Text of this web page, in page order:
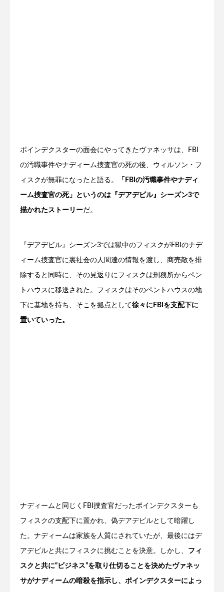
ポインデクスターの面会にやってきたヴァネッサは、FBI
の汚職事件やナディーム捜査官の死の後、ウィルソン・フ
ィスクが無罪になったと語る。 「FBIの汚職事件やナディ
ーム捜査官の死」というのは『デアデビル』シーズン3で
描かれたストーリーだ。
『デアデビル』シーズン3では獄中のフィスクがFBIのナデ
ィーム捜査官に裏社会の人間達の情報を渡し、商売敵を排
除すると同時に、その見返りにフィスクは刑務所からペン
トハウスに移送された。フィスクはそのペントハウスの地
下に基地を持ち、そこを拠点として徐々にFBIを支配下に
置いていった。
ナディームと同じくFBI捜査官だったポインデクスターも
フィスクの支配下に置かれ、偽デアデビルとして暗躍し
た。ナディームは家族を人質にされていたが、最後にはデ
アデビルと共にフィスクに挑むことを決意。しかし、 フィ
スクと共に“ビジネス”を取り仕切ることを決めたヴァネッ
サがナディームの暗殺を指示し、ポインデクスターによっ